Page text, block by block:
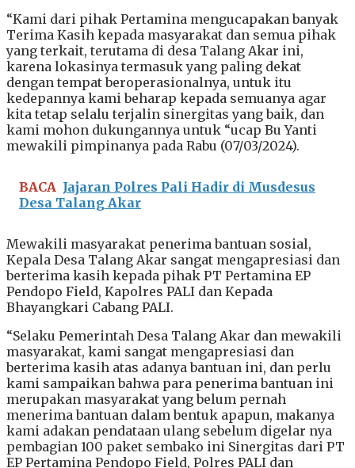
“Kami dari pihak Pertamina mengucapakan banyak
Terima Kasih kepada masyarakat dan semua pihak
yang terkait, terutama di desa Talang Akar ini,
karena lokasinya termasuk yang paling dekat
dengan tempat beroperasionalnya, untuk itu
kedepannya kami beharap kepada semuanya agar
kita tetap selalu terjalin sinergitas yang baik, dan
kami mohon dukungannya untuk “ucap Bu Yanti
mewakili pimpinanya pada Rabu (07/03/2024).
BACA Jajaran Polres Pali Hadir di Musdesus
Desa Talang Akar
Mewakili masyarakat penerima bantuan sosial,
Kepala Desa Talang Akar sangat mengapresiasi dan
berterima kasih kepada pihak PT Pertamina EP
Pendopo Field, Kapolres PALI dan Kepada
Bhayangkari Cabang PALI.
“Selaku Pemerintah Desa Talang Akar dan mewakili
masyarakat, kami sangat mengapresiasi dan
berterima kasih atas adanya bantuan ini, dan perlu
kami sampaikan bahwa para penerima bantuan ini
merupakan masyarakat yang belum pernah
menerima bantuan dalam bentuk apapun, makanya
kami adakan pendataan ulang sebelum digelar nya
pembagian 100 paket sembako ini Sinergitas dari PT
EP Pertamina Pendopo Field, Polres PALI dan